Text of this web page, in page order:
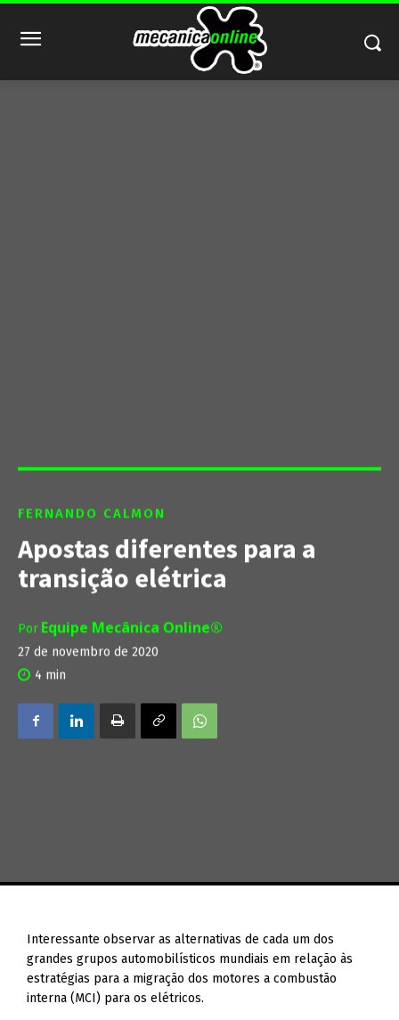
FERNANDO CALMON
Apostas diferentes para a
transição elétrica
Por Equipe Mecânica Online®
27 de novembro de 2020
4 min
Interessante observar as alternativas de cada um dos
grandes grupos automobilísticos mundiais em relação às
estratégias para a migração dos motores a combustão
interna (MCI) para os elétricos.